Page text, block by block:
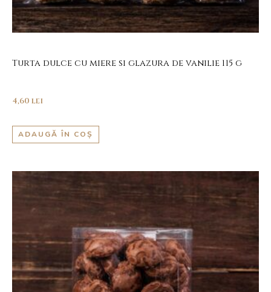
Turta dulce cu miere si glazura de vanilie 115 g
4,60 lei
ADAUGĂ ÎN COȘ